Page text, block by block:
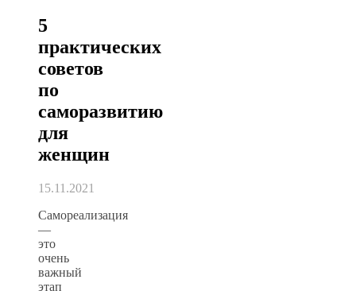
5
практических
советов
по
саморазвитию
для
женщин
15.11.2021
Самореализация
—
это
очень
важный
этап